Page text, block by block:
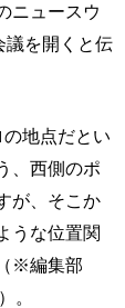
ニュースウ
議を開くと伝
地点だとい
、西側のポ
が、そこか
うな位置関
※編集部
。